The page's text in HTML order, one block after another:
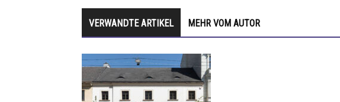
VERWANDTE ARTIKEL MEHR VOM AUTOR